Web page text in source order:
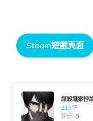
Steam遊戲頁面
謀殺謎案悖
213℉
評分: 0